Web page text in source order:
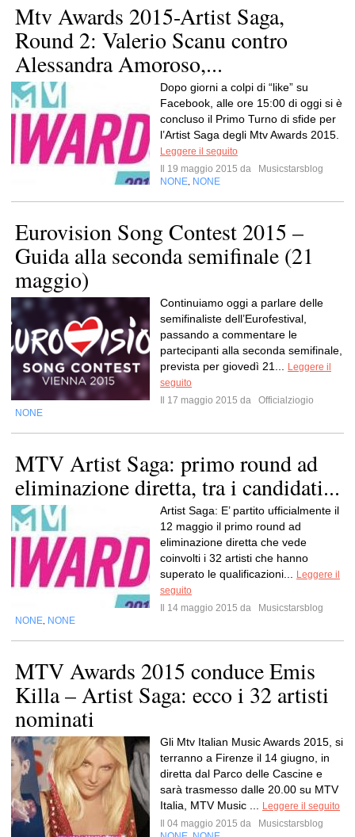
Mtv Awards 2015-Artist Saga,
Round 2: Valerio Scanu contro
Alessandra Amoroso,...
Dopo giorni a colpi di “like” su
Facebook, alle ore 15:00 di oggi si è
concluso il Primo Turno di sfide per
l’Artist Saga degli Mtv Awards 2015.
Leggere il seguito
Il 19 maggio 2015 da
Musicstarsblog
NONE NONE
Eurovision Song Contest 2015 –
Guida alla seconda semifinale (21
maggio)
Continuiamo oggi a parlare delle
semifinaliste dell’Eurofestival,
passando a commentare le
partecipanti alla seconda semifinale,
prevista per giovedì 21...
Leggere il
seguito
Il 17 maggio 2015 da
Officialziogio
NONE
MTV Artist Saga: primo round ad
eliminazione diretta, tra i candidati...
Artist Saga: E’ partito ufficialmente il
12 maggio il primo round ad
eliminazione diretta che vede
coinvolti i 32 artisti che hanno
superato le qualificazioni...
Leggere il
seguito
Il 14 maggio 2015 da
Musicstarsblog
NONE NONE
MTV Awards 2015 conduce Emis
Killa – Artist Saga: ecco i 32 artisti
nominati
Gli Mtv Italian Music Awards 2015, si
terranno a Firenze il 14 giugno, in
diretta dal Parco delle Cascine e
sarà trasmesso dalle 20.00 su MTV
Italia, MTV Music ...
Leggere il seguito
Il 04 maggio 2015 da
Musicstarsblog